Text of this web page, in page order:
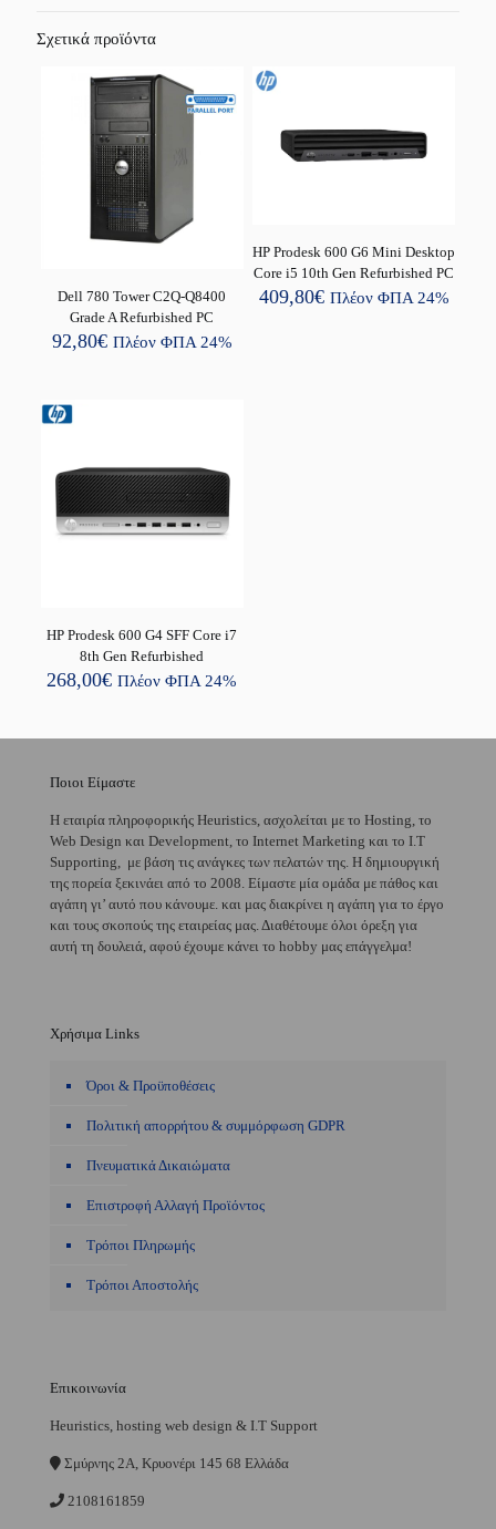
Σχετικά προϊόντα
Dell 780 Tower C2Q-Q8400
Grade A Refurbished PC
92,80€ Πλέον ΦΠΑ 24%
HP Prodesk 600 G6 Mini Desktop
Core i5 10th Gen Refurbished PC
409,80€ Πλέον ΦΠΑ 24%
HP Prodesk 600 G4 SFF Core i7
8th Gen Refurbished
268,00€ Πλέον ΦΠΑ 24%
Ποιοι Είμαστε
H εταιρία πληροφορικής Heuristics, ασχολείται με το Hosting, το
Web Design και Development, το Internet Marketing και το I.T
Supporting, με βάση τις ανάγκες των πελατών της. Η δημιουργική
της πορεία ξεκινάει από το 2008. Είμαστε μία ομάδα με πάθος και
αγάπη γι’ αυτό που κάνουμε. και μας διακρίνει η αγάπη για το έργο
και τους σκοπούς της εταιρείας μας. Διαθέτουμε όλοι όρεξη για
αυτή τη δουλειά, αφού έχουμε κάνει το hobby μας επάγγελμα!
Χρήσιμα Links
Όροι & Προϋποθέσεις
Πολιτική απορρήτου & συμμόρφωση GDPR
Πνευματικά Δικαιώματα
Επιστροφή Αλλαγή Προϊόντος
Τρόποι Πληρωμής
Τρόποι Αποστολής
Επικοινωνία
Heuristics, hosting web design & I.T Support
Σμύρνης 2A, Κρυονέρι 145 68 Ελλάδα
2108161859